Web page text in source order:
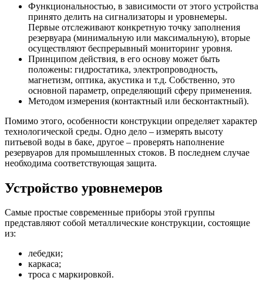
Функциональностью, в зависимости от этого устройства
принято делить на сигнализаторы и уровнемеры.
Первые отслеживают конкретную точку заполнения
резервуара (минимальную или максимальную), вторые
осуществляют беспрерывный мониторинг уровня.
Принципом действия, в его основу может быть
положены: гидростатика, электропроводность,
магнетизм, оптика, акустика и т.д. Собственно, это
основной параметр, определяющий сферу применения.
Методом измерения (контактный или бесконтактный).
Помимо этого, особенности конструкции определяет характер
технологической среды. Одно дело – измерять высоту
питьевой воды в баке, другое – проверять наполнение
резервуаров для промышленных стоков. В последнем случае
необходима соответствующая защита.
Устройство уровнемеров
Самые простые современные приборы этой группы
представляют собой металлические конструкции, состоящие
из:
лебедки;
каркаса;
троса с маркировкой.